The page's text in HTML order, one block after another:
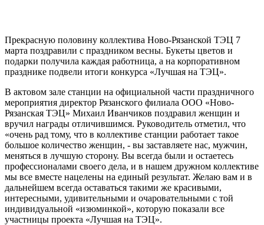
Прекрасную половину коллектива Ново-Рязанской ТЭЦ 7
марта поздравили с праздником весны. Букеты цветов и
подарки получила каждая работница, а на корпоративном
празднике подвели итоги конкурса «Лучшая на ТЭЦ».
В актовом зале станции на официальной части праздничного
мероприятия директор Рязанского филиала ООО «Ново-
Рязанская ТЭЦ» Михаил Иванчиков поздравил женщин и
вручил награды отличившимся. Руководитель отметил, что
«очень рад тому, что в коллективе станции работает такое
большое количество женщин, - вы заставляете нас, мужчин,
меняться в лучшую сторону. Вы всегда были и остаетесь
профессионалами своего дела, и в нашем дружном коллективе
мы все вместе нацелены на единый результат. Желаю вам и в
дальнейшем всегда оставаться такими же красивыми,
интересными, удивительными и очаровательными с той
индивидуальной «изюминкой», которую показали все
участницы проекта «Лучшая на ТЭЦ».